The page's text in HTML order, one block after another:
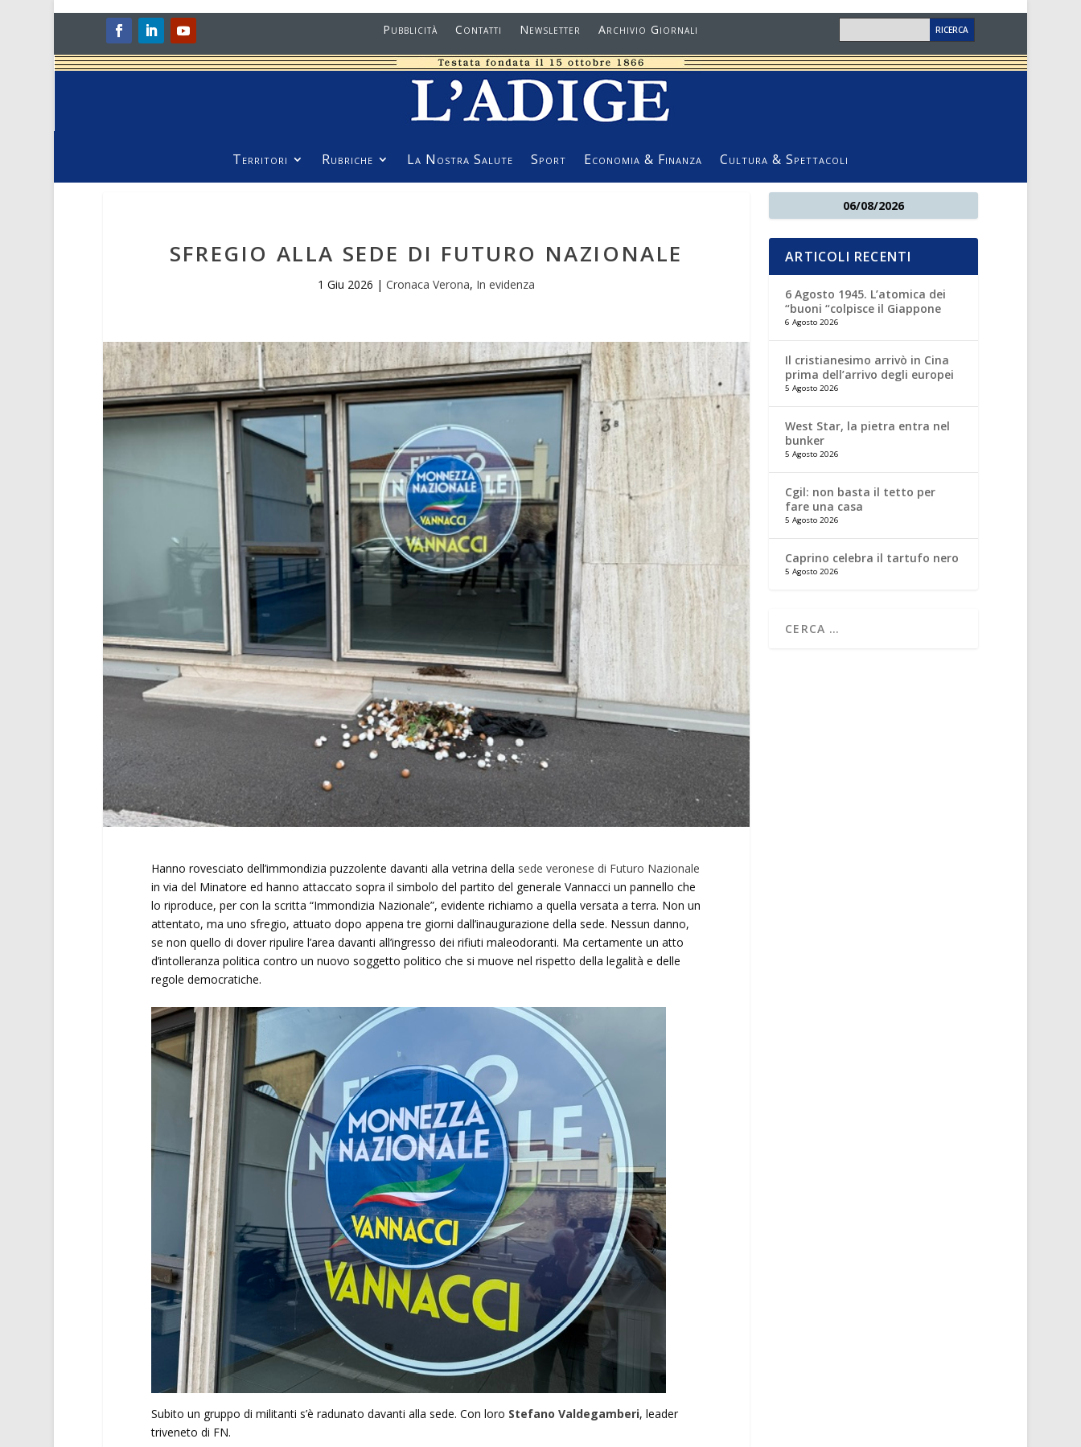
Pubblicità Contatti Newsletter Archivio Giornali
Territori Rubriche La Nostra Salute Sport Economia & Finanza Cultura & Spettacoli
SFREGIO ALLA SEDE DI FUTURO NAZIONALE
1 Giu 2026 | Cronaca Verona, In evidenza
Hanno rovesciato dell’immondizia puzzolente davanti alla vetrina della sede veronese di Futuro Nazionale
in via del Minatore ed hanno attaccato sopra il simbolo del partito del generale Vannacci un pannello che
lo riproduce, per con la scritta “Immondizia Nazionale”, evidente richiamo a quella versata a terra. Non un
attentato, ma uno sfregio, attuato dopo appena tre giorni dall’inaugurazione della sede. Nessun danno,
se non quello di dover ripulire l’area davanti all’ingresso dei rifiuti maleodoranti. Ma certamente un atto
d’intolleranza politica contro un nuovo soggetto politico che si muove nel rispetto della legalità e delle
regole democratiche.
Subito un gruppo di militanti s’è radunato davanti alla sede. Con loro Stefano Valdegamberi, leader
triveneto di FN.
06/08/2026
ARTICOLI RECENTI
6 Agosto 1945. L’atomica dei
“buoni “colpisce il Giappone
6 Agosto 2026
Il cristianesimo arrivò in Cina
prima dell’arrivo degli europei
5 Agosto 2026
West Star, la pietra entra nel
bunker
5 Agosto 2026
Cgil: non basta il tetto per
fare una casa
5 Agosto 2026
Caprino celebra il tartufo nero
5 Agosto 2026